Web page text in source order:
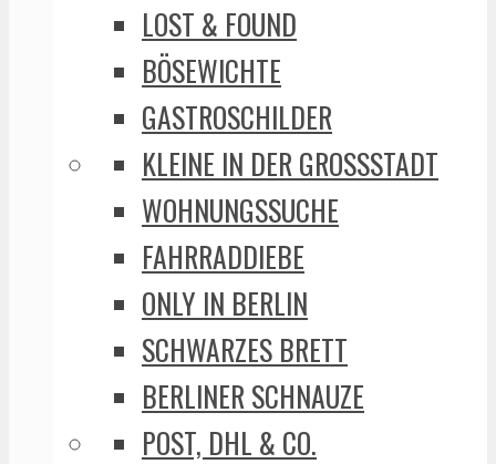
LOST & FOUND
BÖSEWICHTE
GASTROSCHILDER
KLEINE IN DER GROSSSTADT
WOHNUNGSSUCHE
FAHRRADDIEBE
ONLY IN BERLIN
SCHWARZES BRETT
BERLINER SCHNAUZE
POST, DHL & CO.